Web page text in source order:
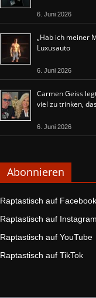
6. Juni 2026
„Hab ich meiner
Luxusauto
6. Juni 2026
Carmen Geiss
viel zu trinken,
6. Juni 2026
Abonnieren
Raptastisch auf Facebook
Raptastisch auf Instagram
Raptastisch auf YouTube
Raptastisch auf TikTok